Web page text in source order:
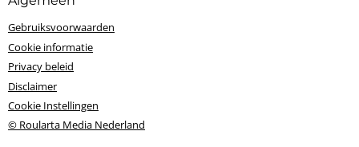
Gebruiksvoorwaarden
Cookie informatie
Privacy beleid
Disclaimer
Cookie Instellingen
© Roularta Media Nederland